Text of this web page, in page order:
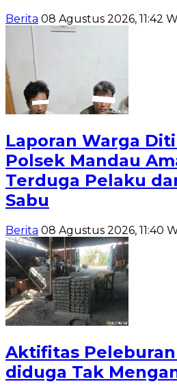
Berita 08 Agustus 2026, 11:42
Laporan Warga
Polsek Mandau
Terduga Pelaku
Sabu
Berita 08 Agustus 2026, 11:40
Aktifitas
diduga Tak